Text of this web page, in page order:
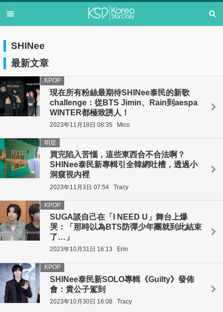
SHINee
最新文章
現在所有粉絲最期待SHINee泰民的新歌
challenge：從BTS Jimin、Rain到aespa
WINTER都極致誘人！
KPOP
2023年11月18日 08:35 Mico
買完陷入苦惱，這些東西合不合法啊？
SHINee泰民新專輯引全韓網吐槽，透過小
洞窺視內裡
明星
2023年11月3日 07:54 Tracy
SUGA談自己在「I NEED U」舞台上爆
哭：「那時以為BTS防彈少年團就到此結束
了…」
KPOP
2023年10月31日 16:13 Erin
SHINee泰民新SOLO專輯《Guilty》發佈
會：貴公子駕到
KPOP
2023年10月30日 16:08 Tracy